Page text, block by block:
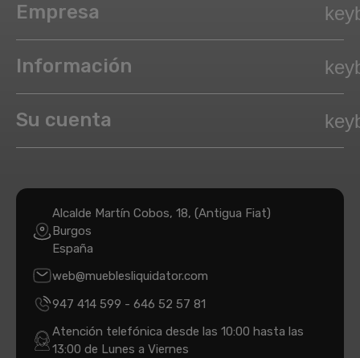
Empresa
Información
Su cuenta
Alcalde Martín Cobos, 18, (Antigua Fiat)
Burgos
España
web@mueblesliquidator.com
947 414 599 - 646 52 57 81
Atención telefónica desde las 10:00 hasta las
13:00 de Lunes a Viernes